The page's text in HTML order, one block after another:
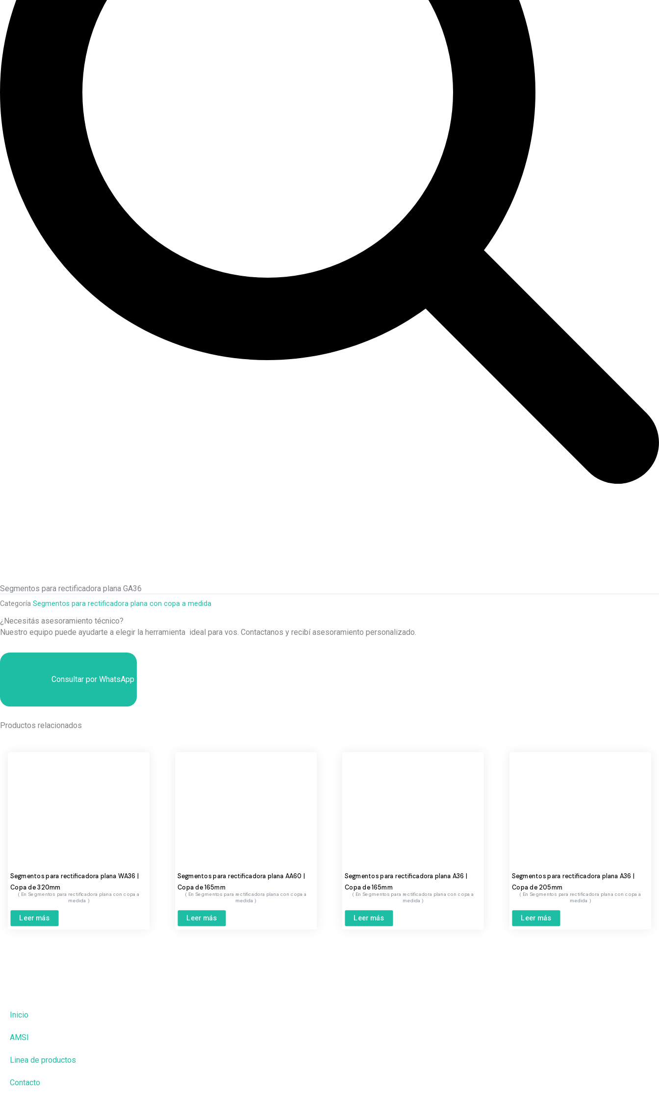
Segmentos para rectificadora plana GA36
Categoría Segmentos para rectificadora plana con copa a medida
¿Necesitás asesoramiento técnico?
Nuestro equipo puede ayudarte a elegir la herramienta ideal para vos. Contactanos y recibí asesoramiento personalizado.
Consultar por WhatsApp
Productos relacionados
Segmentos para rectificadora plana WA36 |
Copa de 320mm
Segmentos para rectificadora plana con copa a
medida
Leer más
Segmentos para rectificadora plana AA60 |
Copa de 165mm
Segmentos para rectificadora plana con copa a
medida
Leer más
Segmentos para rectificadora plana A36 |
Copa de 165mm
Segmentos para rectificadora plana con copa a
medida
Leer más
Segmentos para rectificadora plana A36 |
Copa de 205mm
Segmentos para rectificadora plana con copa a
medida
Leer más
Inicio
AMSI
Linea de productos
Contacto